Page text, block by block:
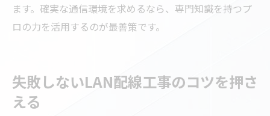
ます。確実な通信環境を求めるなら、専門知識を持つプ
ロの力を活用するのが最善策です。
失敗しないLAN配線工事のコツを押さ
える